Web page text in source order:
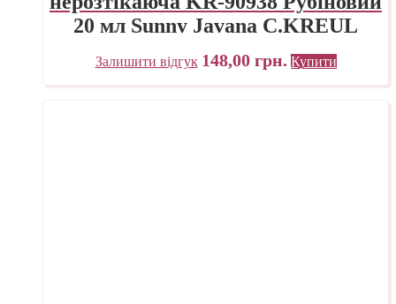
20 мл Sunny Javana C.KREUL
Залишити відгук 148,00 грн. Купити